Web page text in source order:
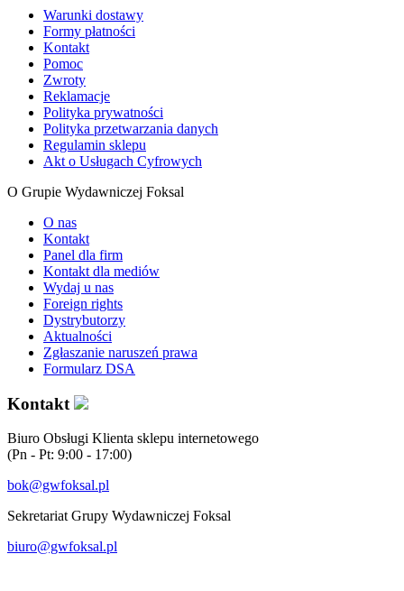
Warunki dostawy
Formy płatności
Kontakt
Pomoc
Zwroty
Reklamacje
Polityka prywatności
Polityka przetwarzania danych
Regulamin sklepu
Akt o Usługach Cyfrowych
O Grupie Wydawniczej Foksal
O nas
Kontakt
Panel dla firm
Kontakt dla mediów
Wydaj u nas
Foreign rights
Dystrybutorzy
Aktualności
Zgłaszanie naruszeń prawa
Formularz DSA
Kontakt
Biuro Obsługi Klienta sklepu internetowego
(Pn - Pt: 9:00 - 17:00)
bok@gwfoksal.pl
Sekretariat Grupy Wydawniczej Foksal
biuro@gwfoksal.pl